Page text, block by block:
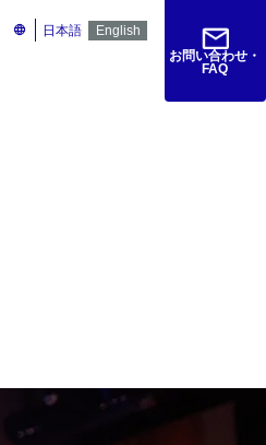
日本語 English
お問い合わせ・
FAQ